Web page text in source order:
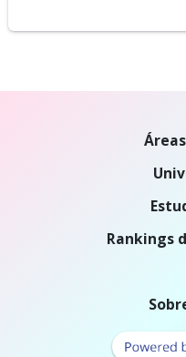
Rankings